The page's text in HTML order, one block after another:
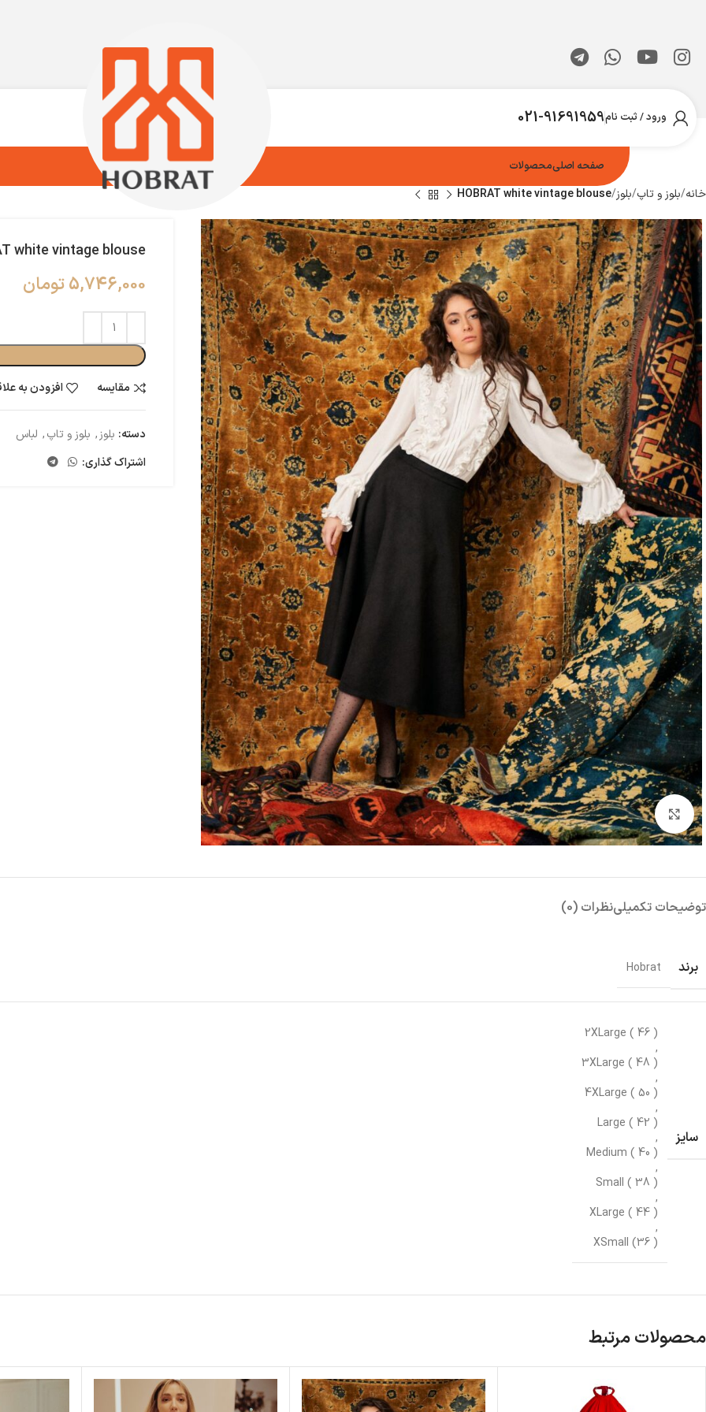
ورود / ثبت نام021-91691959
صفحه اصلیمحصولات
خانه بلوز و تاپ بلوز HOBRAT white vintage blouse
بزرگنمایی تصویر
white vintage blouse
5,746,000تومان
مقایسه
افزودن به
دسته: بلوز, بلوز و تاپ, لباس
اشتراک گذاری:
توضیحات تکمیلینظرات (0)
برند Hobrat
سایز
2XLarge ( 46 )
,
3XLarge ( 48 )
,
4XLarge ( 50 )
,
Large ( 42 )
,
Medium ( 40 )
,
Small ( 38 )
,
XLarge ( 44 )
,
XSmall (36 )
محصولات مرتبط